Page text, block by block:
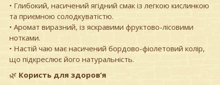
• Глибокий, насичений ягідний смак із легкою кислинкою
та приємною солодкуватістю.
• Аромат виразний, із яскравими фруктово-лісовими
нотками.
• Настій чаю має насичений бордово-фіолетовий колір,
що підкреслює його натуральність.
🌿 Користь для здоров’я